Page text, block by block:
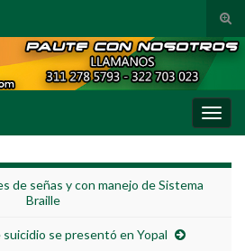
de señas y con manejo de Sistema
Braille
se presentó en Yopal